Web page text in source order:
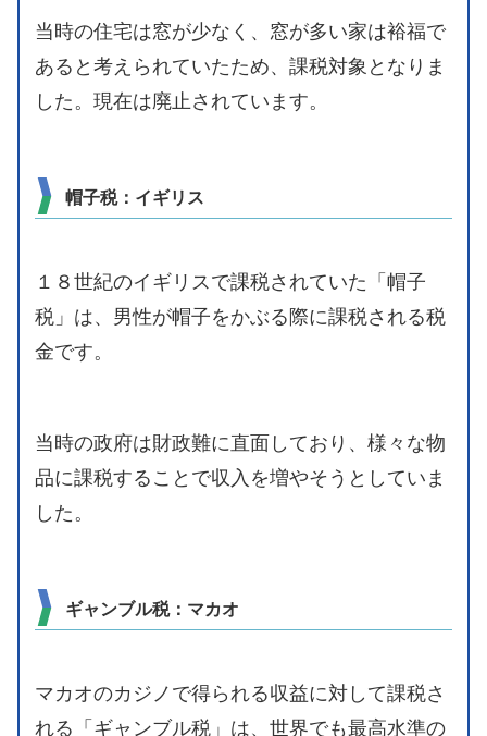
当時の住宅は窓が少なく、窓が多い家は裕福で
あると考えられていたため、課税対象となりま
した。現在は廃止されています。
帽子税：イギリス
１８世紀のイギリスで課税されていた「帽子
税」は、男性が帽子をかぶる際に課税される税
金です。
当時の政府は財政難に直面しており、様々な物
品に課税することで収入を増やそうとしていま
した。
ギャンブル税：マカオ
マカオのカジノで得られる収益に対して課税さ
れる「ギャンブル税」は、世界でも最高水準の